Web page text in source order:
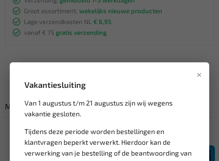
×
Vakantiesluiting
Van 1 augustus t/m 21 augustus zijn wij wegens
vakantie gesloten.
Tijdens deze periode worden bestellingen en
klantvragen beperkt verwerkt. Hierdoor kan de
verwerking van je bestelling of de beantwoording van
Groot assortiment, wekelijks nieuwe producten
Lage verzendkosten NL € 6,95
vanaf € 75 gratis verzending
Misschien ook interessant: